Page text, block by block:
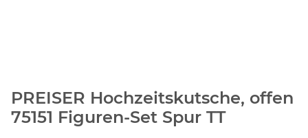
PREISER Hochzeitskutsche, offen
75151 Figuren-Set Spur TT